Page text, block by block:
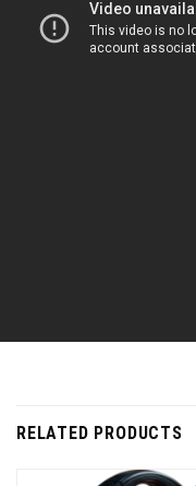
RELATED PRODUCTS